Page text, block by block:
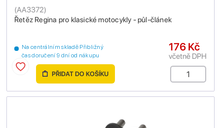
Řetěz Regina pro klasické motocykly - půl-článek
(AA3372)
Na centrálním skladě Přibližný
čas doručení 9 dní od nákupu
176 Kč
včetně DPH
PŘIDAT DO KOŠÍKU